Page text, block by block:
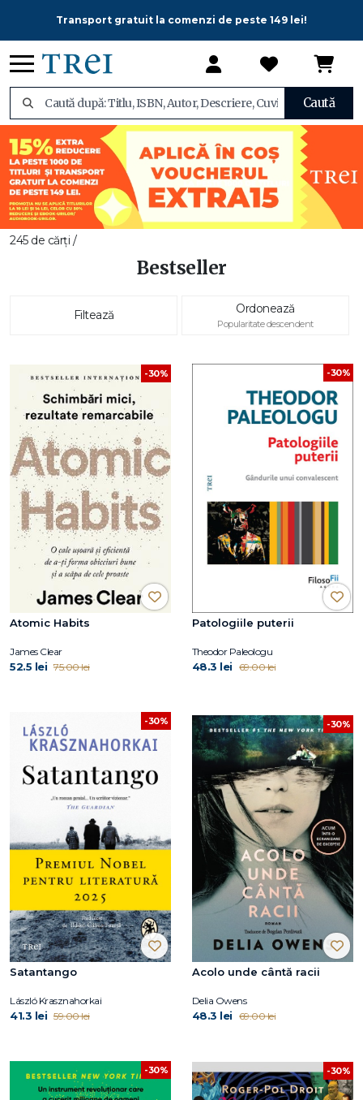
Transport gratuit la comenzi de peste 149 lei!
Caută
245 de cărți /
Bestseller
Filtează Ordonează
Popularitate descendent
-30%
Atomic Habits
James Clear
52.5 lei 75.00 lei
-30%
Patologiile puterii
Theodor Paleologu
48.3 lei 69.00 lei
-30%
Satantango
László Krasznahorkai
41.3 lei 59.00 lei
-30%
Acolo unde cântă racii
Delia Owens
48.3 lei 69.00 lei
-30% -30%